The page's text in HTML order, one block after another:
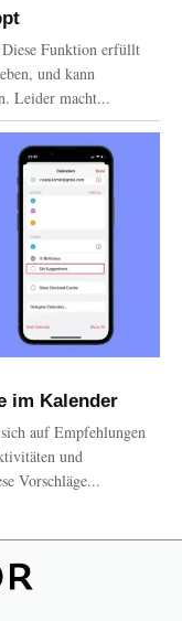
Funktion erfüllt
und kann
Leider macht...
im Kalender
auf Empfehlungen
und
Vorschläge...